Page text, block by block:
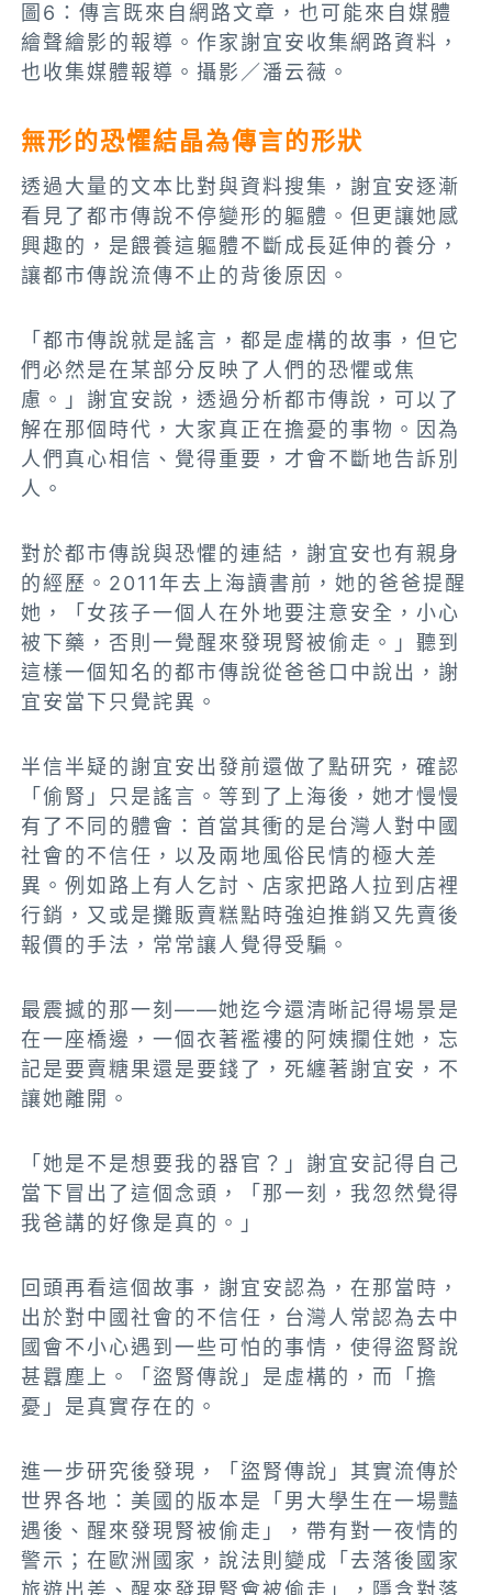
圖6：傳言既來自網路文章，也可能來自媒體
繪聲繪影的報導。作家謝宜安收集網路資料，
也收集媒體報導。攝影／潘云薇。
無形的恐懼結晶為傳言的形狀
透過大量的文本比對與資料搜集，謝宜安逐漸
看見了都市傳說不停變形的軀體。但更讓她感
興趣的，是餵養這軀體不斷成長延伸的養分，
讓都市傳說流傳不止的背後原因。
「都市傳說就是謠言，都是虛構的故事，但它
們必然是在某部分反映了人們的恐懼或焦
慮。」謝宜安說，透過分析都市傳說，可以了
解在那個時代，大家真正在擔憂的事物。因為
人們真心相信、覺得重要，才會不斷地告訴別
人。
對於都市傳說與恐懼的連結，謝宜安也有親身
的經歷。2011年去上海讀書前，她的爸爸提醒
她，「女孩子一個人在外地要注意安全，小心
被下藥，否則一覺醒來發現腎被偷走。」聽到
這樣一個知名的都市傳說從爸爸口中說出，謝
宜安當下只覺詫異。
半信半疑的謝宜安出發前還做了點研究，確認
「偷腎」只是謠言。等到了上海後，她才慢慢
有了不同的體會：首當其衝的是台灣人對中國
社會的不信任，以及兩地風俗民情的極大差
異。例如路上有人乞討、店家把路人拉到店裡
行銷，又或是攤販賣糕點時強迫推銷又先賣後
報價的手法，常常讓人覺得受騙。
最震撼的那一刻——她迄今還清晰記得場景是
在一座橋邊，一個衣著襤褸的阿姨攔住她，忘
記是要賣糖果還是要錢了，死纏著謝宜安，不
讓她離開。
「她是不是想要我的器官？」謝宜安記得自己
當下冒出了這個念頭，「那一刻，我忽然覺得
我爸講的好像是真的。」
回頭再看這個故事，謝宜安認為，在那當時，
出於對中國社會的不信任，台灣人常認為去中
國會不小心遇到一些可怕的事情，使得盜腎說
甚囂塵上。「盜腎傳說」是虛構的，而「擔
憂」是真實存在的。
進一步研究後發現，「盜腎傳說」其實流傳於
世界各地：美國的版本是「男大學生在一場豔
遇後、醒來發現腎被偷走」，帶有對一夜情的
警示；在歐洲國家，說法則變成「去落後國家
旅遊出差、醒來發現腎會被偷走」，隱含對落